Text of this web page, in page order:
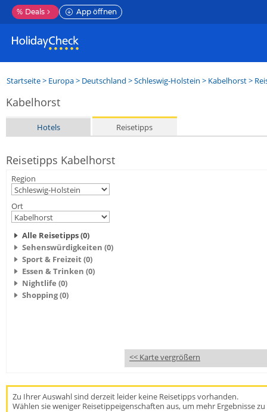
% Deals App öffnen
Startseite> Europa> Deutschland >Schleswig-Holstein > Kabelhorst>
Kabelhorst
Hotels Reisetipps
Reisetipps Kabelhorst
Region
Ort
Alle Reisetipps (0)
Sehenswürdigkeiten (0)
Sport & Freizeit (0)
Essen & Trinken (0)
Nightlife (0)
Shopping (0)
<< Karte vergrößern
Zu Ihrer Auswahl sind derzeit leider keine Reisetipps vorhanden.
Wählen sie weniger Reisetippeigenschaften aus, um mehr Ergebnisse